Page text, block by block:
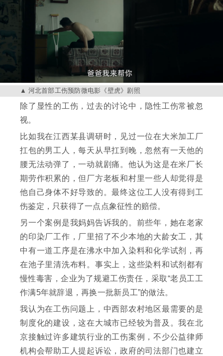
河北首部工伤预防微电影《壁虎》剧照
除了显性的工伤，过去的讨论中，隐性工伤常被忽
视。
比如我在江西某县调研时，见过一位在大米加工厂
扛包的男工人，每天从早扛到晚，忽然有一天他的
腰无法动弹了，一动就剧痛。他认为这是在米厂长
期劳作积累的，但厂方老板和村里一些人却觉得是
他自己身体不好导致的。最终这位工人没有得到工
伤鉴定，只获得了一点点象征性的赔偿。
另一个案例是我妈妈告诉我的。前些年，她在老家
的印染厂工作，厂里招了不少本地的大龄女工，其
中有一道工序是在沸水中加入染料和化学试剂，再
在池子里清洗布料。事实上，这些染料和试剂都有
慢性毒害，企业为了规避工伤责任，采取“老员工工
作满5年就辞退，再换一批新员工”的做法。
我认为在工伤问题上，中西部农村地区最需要的是
制度化的建设，这在大城市已经较为普及。我在北
京接触过许多建筑行业的工伤案例，不少公益律师
机构会帮助工人提起诉讼，政府的司法部门也建立